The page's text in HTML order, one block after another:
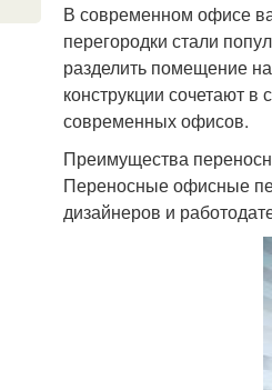
В современном офисе
перегородки стали
разделить помещение
конструкции сочетают в
современных офисов.
Преимущества
Переносные офисные
дизайнеров и